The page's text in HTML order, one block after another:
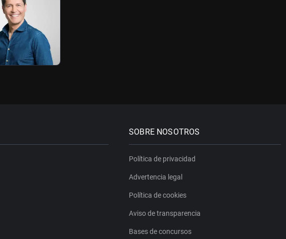
SOBRE NOSOTROS
Política de privacidad
Advertencia legal
Política de cookies
Aviso de transparencia
Bases de concursos